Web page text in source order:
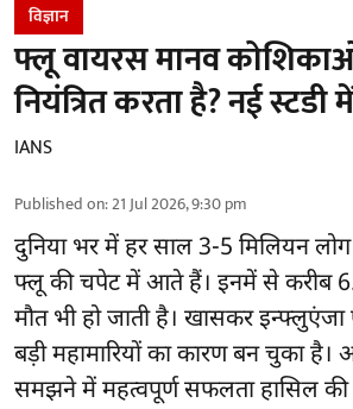
विज्ञान
फ्लू वायरस मानव
नियंत्रित करता है? नई
IANS
Published on:21 Jul 2026, 9:30 pm
दुनिया भर में हर साल 3-5 मिलियन
फ्लू की चपेट में आते हैं। इनमें से करीब
मौत भी हो जाती है। खासकर
बड़ी महामारियों का कारण बन चुका है।
समझने में महत्वपूर्ण सफलता हासिल